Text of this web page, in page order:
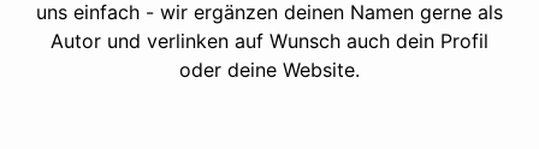
uns einfach - wir ergänzen deinen Namen gerne als
Autor und verlinken auf Wunsch auch dein Profil
oder deine Website.